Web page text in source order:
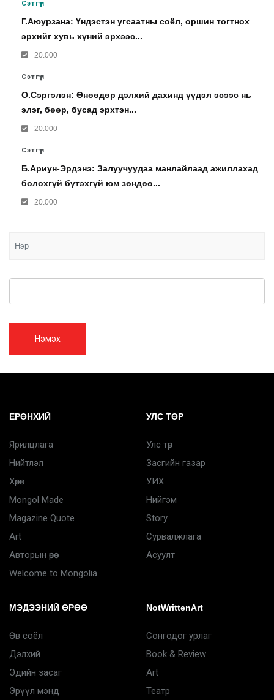
Сэтгүүл
Г.Аюурзана: Үндэстэн угсаатны соёл, оршин тогтнох
эрхийг хувь хүний эрхээс...
20.000
Сэтгүүл
О.Сэргэлэн: Өнөөдөр дэлхий дахинд үүдэл эсээс нь
элэг, бөөр, бусад эрхтэн...
20.000
Сэтгүүл
Б.Ариун-Эрдэнэ: Залуучуудаа манлайлаад ажиллахад
болохгүй бүтэхгүй юм зөндөө...
20.000
Нэмэх
ЕРӨНХИЙ
Ярилцлага
Нийтлэл
Хөрөг
Mongol Made
Magazine Quote
Art
Авторын өрөө
Welcome to Mongolia
УЛС ТӨР
Улс төр
Засгийн газар
УИХ
Нийгэм
Story
Сурвалжлага
Асуулт
МЭДЭЭНИЙ ӨРӨӨ
Өв соёл
Дэлхий
Эдийн засаг
Эрүүл мэнд
NotWrittenArt
Сонгодог урлаг
Book & Review
Art
Театр